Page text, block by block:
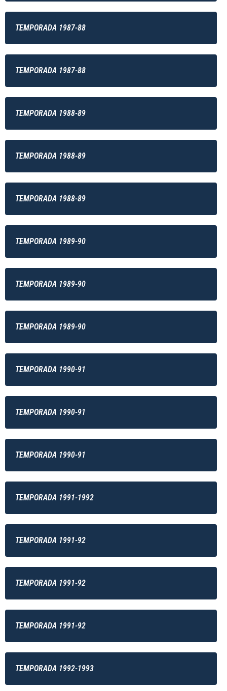
TEMPORADA 1987-88
TEMPORADA 1987-88
TEMPORADA 1988-89
TEMPORADA 1988-89
TEMPORADA 1988-89
TEMPORADA 1989-90
TEMPORADA 1989-90
TEMPORADA 1989-90
TEMPORADA 1990-91
TEMPORADA 1990-91
TEMPORADA 1990-91
TEMPORADA 1991-1992
TEMPORADA 1991-92
TEMPORADA 1991-92
TEMPORADA 1991-92
TEMPORADA 1992-1993